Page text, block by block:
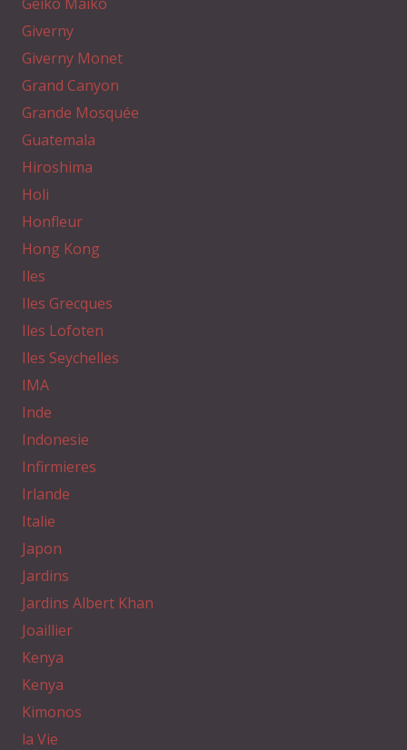
Giverny
Giverny Monet
Grand Canyon
Grande Mosquée
Guatemala
Hiroshima
Holi
Honfleur
Hong Kong
Iles
Iles Grecques
Iles Lofoten
Iles Seychelles
IMA
Inde
Indonesie
Infirmieres
Irlande
Italie
Japon
Jardins
Jardins Albert Khan
Joaillier
Kenya
Kenya
Kimonos
la Vie